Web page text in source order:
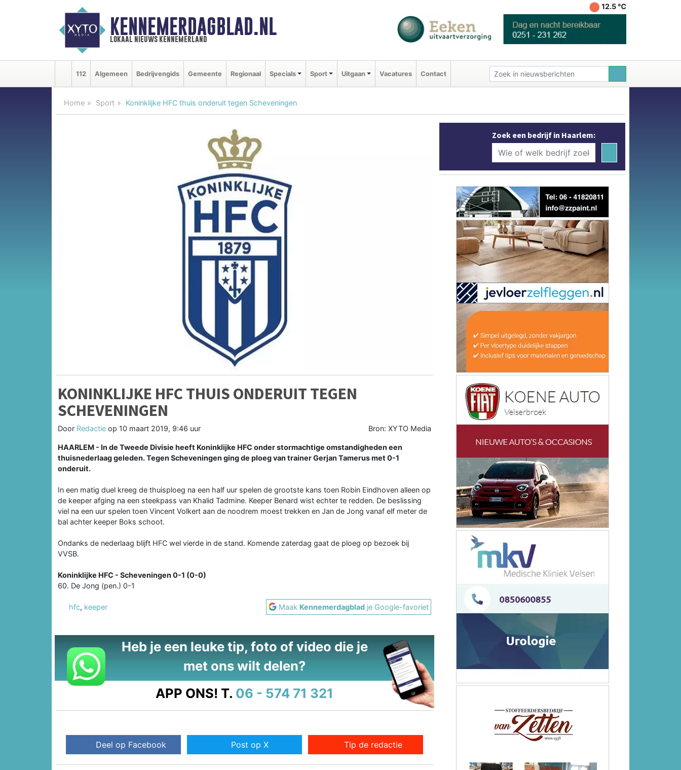
KENNEMERDAGBLAD.NL
lokaal nieuws kennemerland
12.5 ℃
112 Algemeen Bedrijvengids Gemeente Regionaal Specials Sport Uitgaan Vacatures Contact
Home Sport Koninklijke HFC thuis onderuit tegen Scheveningen
KONINKLIJKE HFC THUIS ONDERUIT TEGEN
SCHEVENINGEN
Door Redactie op 10 maart 2019, 9:46 uur Bron: XYTO Media
HAARLEM - In de Tweede Divisie heeft Koninklijke HFC onder stormachtige omstandigheden een
thuisnederlaag geleden. Tegen Scheveningen ging de ploeg van trainer Gerjan Tamerus met 0-1
onderuit.
In een matig duel kreeg de thuisploeg na een half uur spelen de grootste kans toen Robin Eindhoven alleen op
de keeper afging na een steekpass van Khalid Tadmine. Keeper Benard wist echter te redden. De beslissing
viel na een uur spelen toen Vincent Volkert aan de noodrem moest trekken en Jan de Jong vanaf elf meter de
bal achter keeper Boks schoot.
Ondanks de nederlaag blijft HFC wel vierde in de stand. Komende zaterdag gaat de ploeg op bezoek bij
VVSB.
Koninklijke HFC - Scheveningen 0-1 (0-0)
60. De Jong (pen.) 0-1
hfc, keeper Maak Kennemerdagblad je Google-favoriet
Heb je een leuke tip, foto of video die je
met ons wilt delen?
APP ONS! T. 06 - 574 71 321
Deel op Facebook Post op X Tip de redactie
Zoek een bedrijf in Haarlem: